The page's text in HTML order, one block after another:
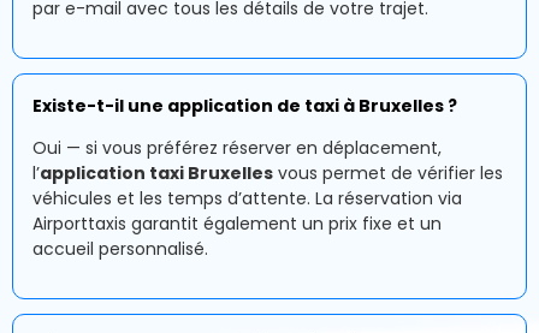
par e-mail avec tous les détails de votre trajet.
Existe-t-il une application de taxi à Bruxelles ?
Oui — si vous préférez réserver en déplacement,
l’application taxi Bruxelles vous permet de vérifier les
véhicules et les temps d’attente. La réservation via
Airporttaxis garantit également un prix fixe et un
accueil personnalisé.